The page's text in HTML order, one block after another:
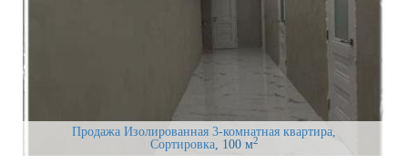
Продажа Изолированная 3-комнатная квартира,
Сортировка, 100 м2